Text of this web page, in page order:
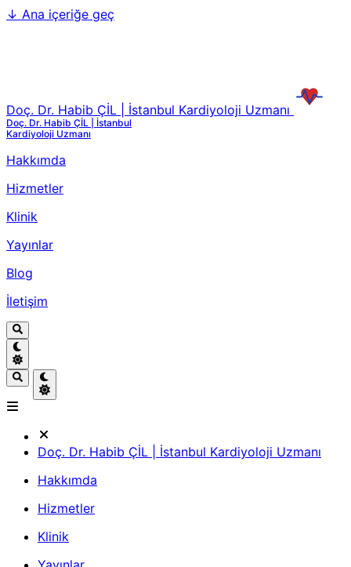
↓ Ana içeriğe geç
Doç. Dr. Habib ÇİL | İstanbul Kardiyoloji Uzmanı
Doç. Dr. Habib ÇİL | İstanbul
Kardiyoloji Uzmanı
Hakkımda
Hizmetler
Klinik
Yayınlar
Blog
İletişim
Doç. Dr. Habib ÇİL | İstanbul Kardiyoloji Uzmanı
Hakkımda
Hizmetler
Klinik